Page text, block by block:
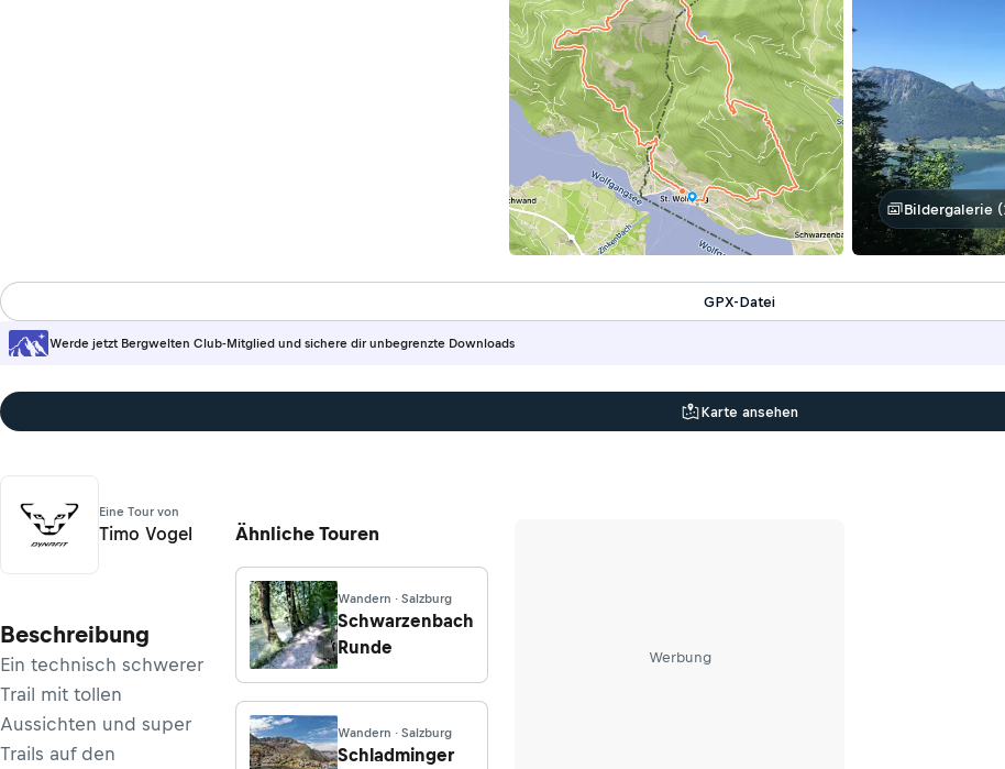
Bildergalerie
Werde jetzt Bergwelten Club-Mitglied und sichere dir unbegrenzte Downloads
GPX-Datei
Karte ansehen
Eine Tour von
Timo Vogel
Beschreibung
Ein technisch schwerer
Trail mit tollen
Aussichten und super
Trails auf den
Ähnliche Touren
Wandern · Salzburg
Schwarzenbach
Runde
Wandern · Salzburg
Schladminger
Werbung